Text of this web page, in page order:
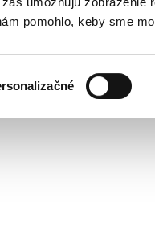
pomohlo, keby sme